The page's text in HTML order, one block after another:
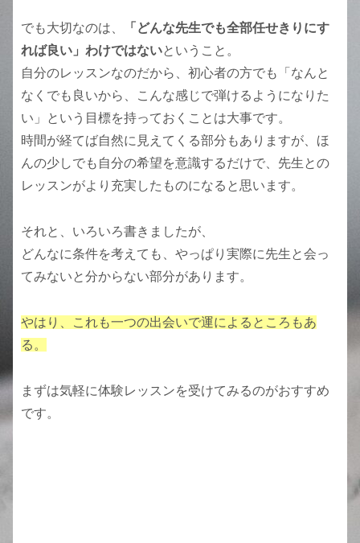
でも大切なのは、
「どんな先生でも全部任せきりにす
れば良い」わけではないということ。
自分のレッスンなのだから、初心者の方でも「なんと
なくでも良いから、こんな感じで弾けるようになりた
い」という目標を持っておくことは大事です。
時間が経てば自然に見えてくる部分もありますが、ほ
んの少しでも自分の希望を意識するだけで、先生との
レッスンがより充実したものになると思います。
それと、いろいろ書きましたが、
どんなに条件を考えても、やっぱり実際に先生と会っ
てみないと分からない部分があります。
やはり、これも一つの出会いで運によるところもあ
る。
まずは気軽に体験レッスンを受けてみるのがおすすめ
です。